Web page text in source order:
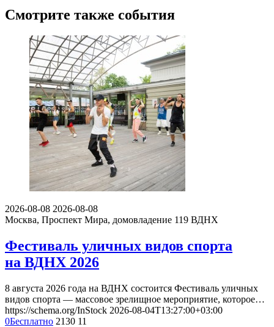
Смотрите также события
2026-08-08 2026-08-08
Москва, Проспект Мира, домовладение 119 ВДНХ
Фестиваль уличных видов спорта
на ВДНХ 2026
8 августа 2026 года на ВДНХ состоится Фестиваль уличных
видов спорта — массовое зрелищное мероприятие, которое…
https://schema.org/InStock 2026-08-04T13:27:00+03:00
0Бесплатно 2130 11